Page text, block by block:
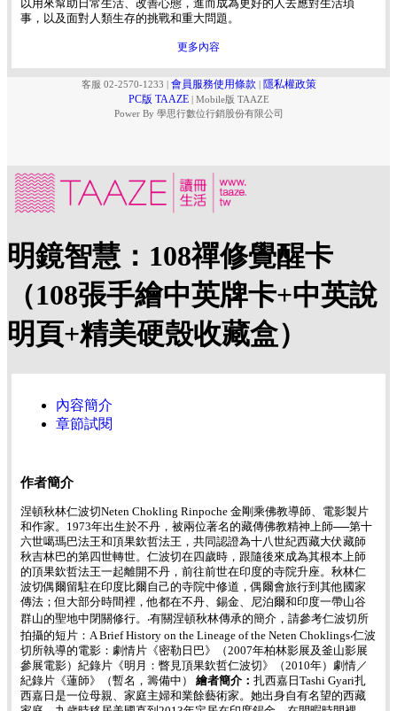
以用來幫助日常生活、改善心態，進而成為更好的人去應對生活瑣
事，以及面對人類生存的挑戰和重大問題。
更多內容
客服 02-2570-1233 | 會員服務使用條款 | 隱私權政策
PC版 TAAZE | Mobile版 TAAZE
Power By 學思行數位行銷股份有限公司
明鏡智慧：108禪修覺醒卡
（108張手繪中英牌卡+中英說
明頁+精美硬殼收藏盒）
內容簡介
章節試閱
作者簡介
涅頓秋林仁波切Neten Chokling Rinpoche 金剛乘佛教導師、電影製片
和作家。1973年出生於不丹，被兩位著名的藏傳佛教精神上師──第十
六世噶瑪巴法王和頂果欽哲法王，共同認證為十八世紀西藏大伏藏師
秋吉林巴的第四世轉世。仁波切在四歲時，跟隨後來成為其根本上師
的頂果欽哲法王一起離開不丹，前往前世在印度的寺院升座。秋林仁
波切偶爾留駐在印度比爾自己的寺院中修道，偶爾會旅行到其他國家
傳法；但大部分時間裡，他都在不丹、錫金、尼泊爾和印度一帶山谷
群山的聖地中閉關修行。‧有關涅頓秋林傳承的簡介，請參考仁波切所
拍攝的短片：A Brief History on the Lineage of the Neten Choklings‧仁波
切所執導的電影：劇情片《密勒日巴》（2007年柏林影展及釜山影展
參展電影）紀錄片《明月：瞥見頂果欽哲仁波切》（2010年）劇情／
紀錄片《蓮師》（暫名，籌備中） 繪者簡介： 扎西嘉日Tashi Gyari扎
西嘉日是一位母親、家庭主婦和業餘藝術家。她出身自有名望的西藏